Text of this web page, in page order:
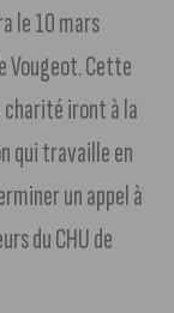
le 10 mars
Vougeot. Cette
charité iront à la
qui travaille en
un appel à
du CHU de